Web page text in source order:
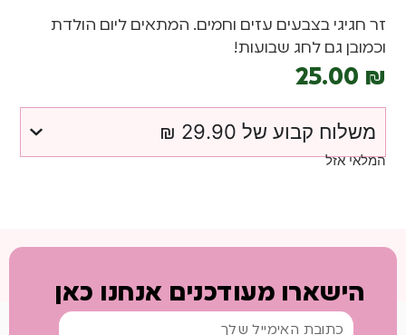
זר חגיגי בצבעים עזים וחמים. המתאים ליום הולדת
וכמובן גם לחג שבועות!
25.00 ₪
משלוח קבוע של 29.90 ₪
המלאי אזל
הישארו מעודכנים אנחנו כאן